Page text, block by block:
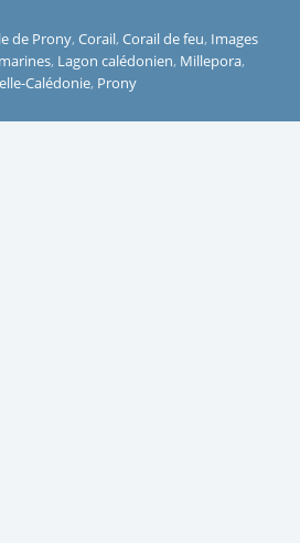
de Prony, Corail, Corail de feu, Images
, Lagon calédonien, Millepora,
Calédonie, Prony